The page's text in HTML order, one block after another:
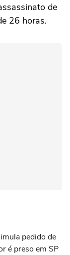
de
26 horas.
pedido de
é preso em SP